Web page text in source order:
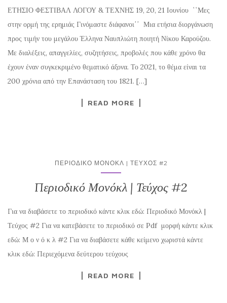
ΕΤΗΣΙΟ ΦΕΣΤΙΒΑΛ ΛΟΓΟΥ & ΤΕΧΝΗΣ 19, 20, 21 Ιουνίου ῾῾Μες
στην ορμή της ερημιάς Γινόμαστε διάφανοι᾽᾽ Μια ετήσια διοργάνωση
προς τιμήν του μεγάλου Έλληνα Ναυπλιώτη ποιητή Νίκου Καρούζου.
Με διαλέξεις, απαγγελίες, συζητήσεις, προβολές που κάθε χρόνο θα
έχουν έναν συγκεκριμένο θεματικό άξονα. Το 2021, το θέμα είναι τα
200 χρόνια από την Επανάσταση του 1821. […]
READ MORE
ΠΕΡΙΟΔΙΚΌ ΜΟΝΌΚΛ | ΤΕΎΧΟΣ #2
Περιοδικό Μονόκλ | Τεύχος #2
Για να διαβάσετε το περιοδικό κάντε κλικ εδώ: Περιοδικό Μονόκλ |
Τεύχος #2 Για να κατεβάσετε το περιοδικό σε Pdf μορφή κάντε κλικ
εδώ: Μ ο ν ό κ λ #2 Για να διαβάσετε κάθε κείμενο χωριστά κάντε
κλικ εδώ: Περιεχόμενα δεύτερου τεύχους
READ MORE